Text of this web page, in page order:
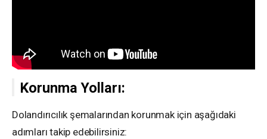
Korunma Yolları:
Dolandırıcılık şemalarından korunmak için aşağıdaki
adımları takip edebilirsiniz: